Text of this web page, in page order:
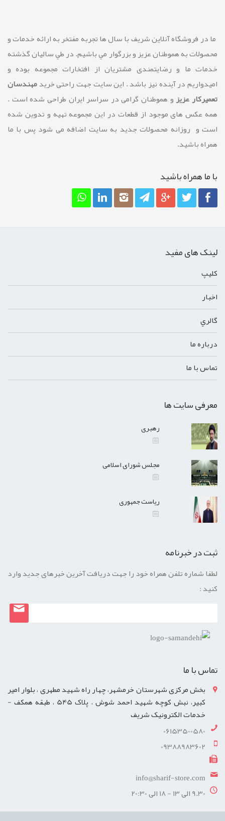
ما در فروشگاه آنلاین شريف با سال ها تجربه مفتخر به ارائه خدمات و
محصولات به هموطنان عزیز و بزرگوار مي باشيم. در طي ساليان گذشته
خدمات ما و رضايتمندی مشتريان از افتخارات مجموعه بوده و
امیدواریم در آینده نیز باشد . این سایت جهت راحتی خریدمهندسان
تعمیرکار عزیزو هموطنان گرامی در سراسر ایران طراحی شده است .
همه عکس های موجود از قطعات در این مجموعه تهیه و تدوین شده
است و روزانه محصولات جدید به سایت اضافه می شود پس با ما
همراه باشید.
با ما همراه باشيد
لینک های مفید
کليپ
اخبار
گالري
درباره ما
تماس با ما
معرفی سایت ها
رهبری
مجلس شورای اسلامی
ریاست جمهوری
ثبت در خبرنامه
لطفا شماره تلفن همراه خود را جهت دریافت آخرین خبرهای جدید وارد
کنید :
تماس با ما
بخش مرکزی شهرستان خرمشهر، چهار راه شهید مطهری ، بلوار امیر
کبیر، نبش کوچه شهید احمد شوش ، پلاک 545 ، طبقه همکف -
خدمات الکترونیک شریف
06153500580
09388983602
info@sharif-store.com
9.30 الی 13 - 18 الی 20:30